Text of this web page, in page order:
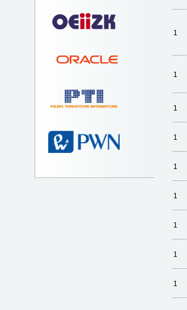
1
1
1
1
1
1
1
1
1